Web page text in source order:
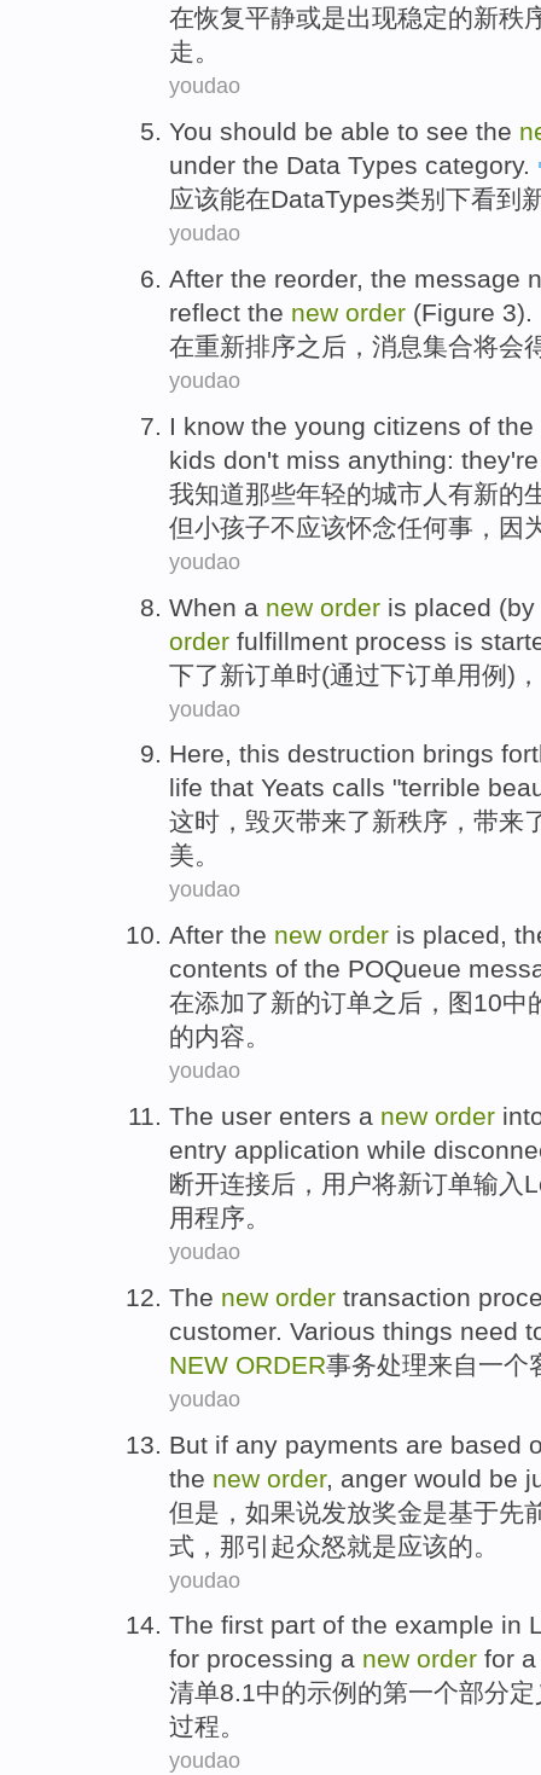
在恢复平静或是出现稳定的新秩
走。
youdao
You should be able to see the
under the Data Types category.
应该能在DataTypes类别 下看到
youdao
After the reorder, the message
reflect the new order (Figure 3).
在重新排序之后 ， 消息集合将会
youdao
I know the young citizens of the
kids don't miss anything: they're
我知道那些年轻的城市人有新的
但小孩子不应该怀念任何事 ，因
youdao
When a new order is placed (by
order fulfillment process is
下了新订单时(通过下订单用例 )，
youdao
Here, this destruction brings
life that Yeats calls "terrible
这时 ， 毁灭带来了新秩序 ，带来
美。
youdao
After the new order is placed,
contents of the POQueue
在添加了新的订单之后， 图10中
的内容。
youdao
The user enters a new order
entry application while
断开连接后， 用户将新订单输入
用程序。
youdao
The new order transaction
customer. Various things need
NEW ORDER事务处理来自一个
youdao
But if any payments are based
the new order, anger would be
但是 ， 如果说发放奖金是基于先
式，那引起众怒就是应该的。
youdao
The first part of the example in
for processing a new order for
清单8.1中的示例 的第一个部分定
过程。
youdao